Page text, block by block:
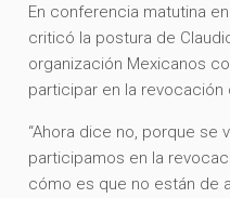
En conferencia matutina
criticó la postura de
organización Mexicanos
participar en la revocación
“Ahora dice no, porque se
participamos en la
cómo es que no están de